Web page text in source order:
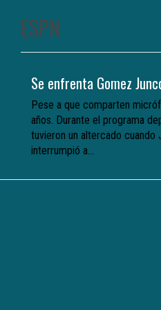
ESPN
Se enfrenta Gomez
Pese a que comparten
años. Durante el programa
tuvieron un altercado cuando
interrumpió a...